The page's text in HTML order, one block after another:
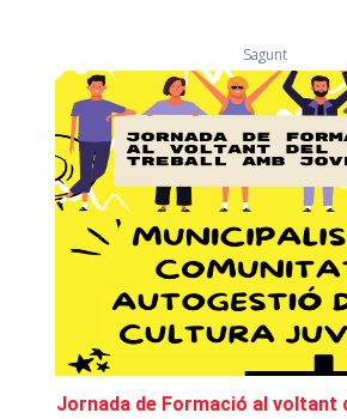
Sagunt
Jornada de Formació al voltant